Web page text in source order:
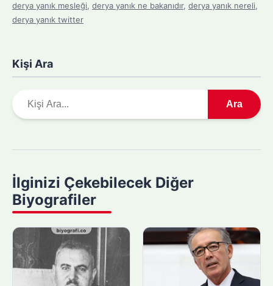
derya yanık mesleği, derya yanık ne bakanıdır, derya yanık nereli,
derya yanık twitter
Kişi Ara
r
y
a
p
n
:
Ara
İlginizi Çekebilecek Diğer
Biyografiler